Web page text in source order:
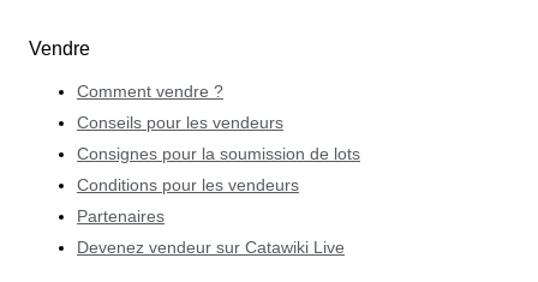
Vendre
Comment vendre ?
Conseils pour les vendeurs
Consignes pour la soumission de lots
Conditions pour les vendeurs
Partenaires
Devenez vendeur sur Catawiki Live